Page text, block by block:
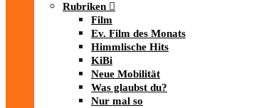
Rubriken
Film
Ev. Film des Monats
Himmlische Hits
KiBi
Neue Mobilität
Was glaubst du?
Nur mal so